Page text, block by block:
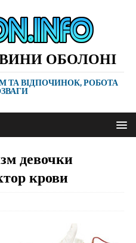
ОБОЛОНІ
ТА ВІДПОЧИНОК, РОБОТА
девочки
крови